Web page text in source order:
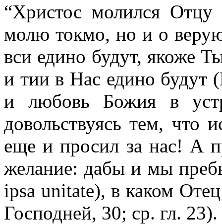
“Христос молился
молю токмо, но и о
вси едино будут, якоже
и тии в Нас едино будут
и любовь Божия в
довольствуясь тем,
еще и просил за нас! А
желание: дабы и мы
ipsa unitate), в каком
Господней, 30; ср. гл. 23).